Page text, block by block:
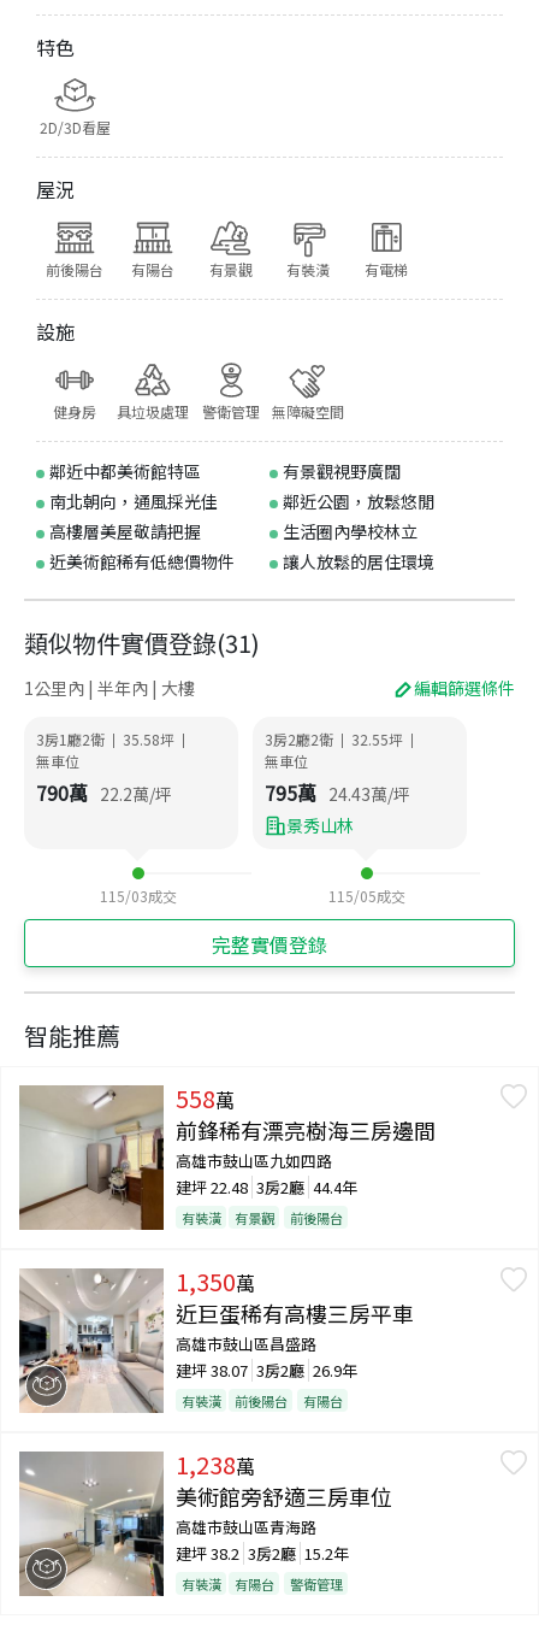
特色
2D/3D看屋
屋況
前後陽台 有陽台 有景觀 有裝潢 有電梯
設施
健身房 具垃圾處理 警衛管理 無障礙空間
鄰近中都美術館特區
有景觀視野廣闊
南北朝向，通風採光佳
鄰近公園，放鬆悠閒
高樓層美屋敬請把握
生活圈內學校林立
近美術館稀有低總價物件
讓人放鬆的居住環境
類似物件實價登錄(31)
1公里內 | 半年內 | 大樓 編輯篩選條件
3房1廳2衛 | 35.58坪 |
無車位
790萬 22.2萬/坪
115/03成交
3房2廳2衛 | 32.55坪 |
無車位
795萬 24.43萬/坪
景秀山林
115/05成交
完整實價登錄
智能推薦
558萬
前鋒稀有漂亮樹海三房邊間
高雄市鼓山區九如四路
建坪22.48 3房2廳 44.4年
有裝潢 有景觀 前後陽台
1,350萬
近巨蛋稀有高樓三房平車
高雄市鼓山區昌盛路
建坪38.07 3房2廳 26.9年
有裝潢 前後陽台 有陽台
1,238萬
美術館旁舒適三房車位
高雄市鼓山區青海路
建坪38.2 3房2廳 15.2年
有裝潢 有陽台 警衛管理